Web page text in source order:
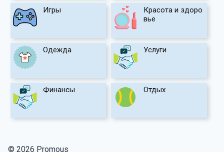
Игры
Красота и здоро
вье
Одежда Услуги
Финансы Отдых
© 2026 Promous